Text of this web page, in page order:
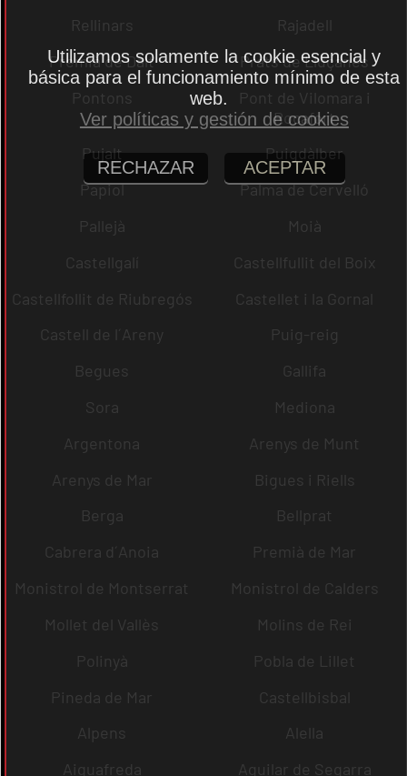
Rellinars
Rajadell
Premià de Dalt
Prats de Lluçanès
Pontons
Pont de Vilomara i
Rocafort
Pujalt
Puigdàlber
Papiol
Palma de Cervelló
Pallejà
Moià
Castellgalí
Castellfullit del Boix
Castellfollit de Riubregós
Castellet i la Gornal
Castell de l´Areny
Puig-reig
Begues
Gallifa
Sora
Mediona
Argentona
Arenys de Munt
Arenys de Mar
Bigues i Riells
Berga
Bellprat
Cabrera d´Anoia
Premià de Mar
Monistrol de Montserrat
Monistrol de Calders
Mollet del Vallès
Molins de Rei
Polinyà
Pobla de Lillet
Pineda de Mar
Castellbisbal
Alpens
Alella
Aiguafreda
Aguilar de Segarra
Utilizamos solamente la cookie esencial y
básica para el funcionamiento mínimo de esta
web.
Ver políticas y gestión de cookies
RECHAZAR ACEPTAR